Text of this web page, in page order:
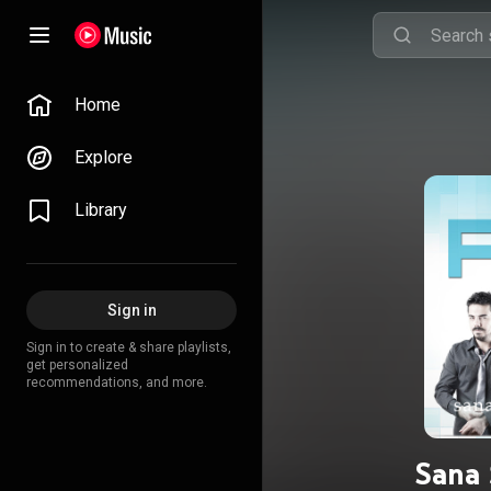
Home
Explore
Library
Sign in
Sign in to create & share playlists,
get personalized
recommendations, and more.
Sana